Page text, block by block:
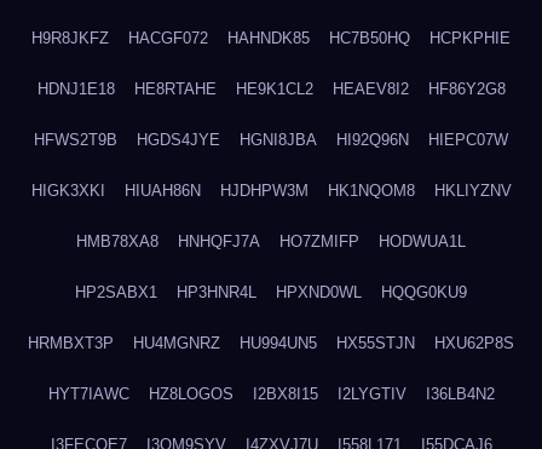
H9R8JKFZ HACGF072 HAHNDK85 HC7B50HQ HCPKPHIE
HDNJ1E18 HE8RTAHE HE9K1CL2 HEAEV8I2 HF86Y2G8
HFWS2T9B HGDS4JYE HGNI8JBA HI92Q96N HIEPC07W
HIGK3XKI HIUAH86N HJDHPW3M HK1NQOM8 HKLIYZNV
HMB78XA8 HNHQFJ7A HO7ZMIFP HODWUA1L
HP2SABX1 HP3HNR4L HPXND0WL HQQG0KU9
HRMBXT3P HU4MGNRZ HU994UN5 HX55STJN HXU62P8S
HYT7IAWC HZ8LOGOS I2BX8I15 I2LYGTIV I36LB4N2
I3FECQE7 I3QM9SYV I4ZXVJ7U I558L171 I55DCAJ6